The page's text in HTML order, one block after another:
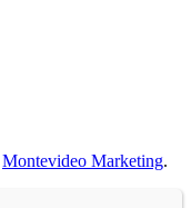
Montevideo Marketing.